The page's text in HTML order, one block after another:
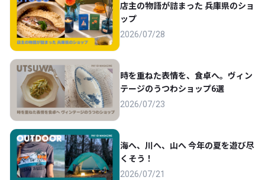
店主の物語が詰まった 兵庫県のショ
ップ
2026/07/28
時を重ねた表情を、食卓へ。ヴィン
テージのうつわショップ6選
2026/07/23
海へ、川へ、山へ 今年の夏を遊び尽
くそう！
2026/07/21